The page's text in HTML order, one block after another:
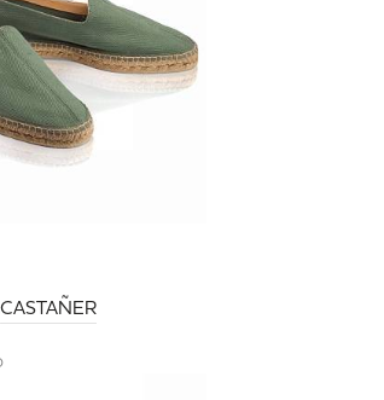
CASTAÑER